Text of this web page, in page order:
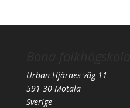
Urban Hjärnes väg 11
591 30 Motala
Sverige